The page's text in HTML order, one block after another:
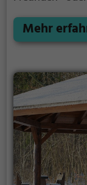
Grillplatzes:
ruhig auch
den
niemanden
Mehr